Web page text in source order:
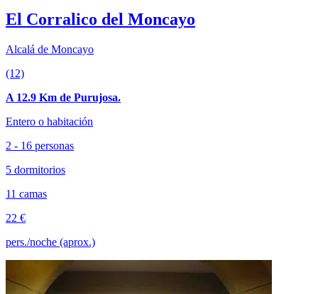
El Corralico del Moncayo
Alcalá de Moncayo
(12)
A 12.9 Km de Purujosa.
Entero o habitación
2 - 16 personas
5 dormitorios
11 camas
22 €
pers./noche (aprox.)